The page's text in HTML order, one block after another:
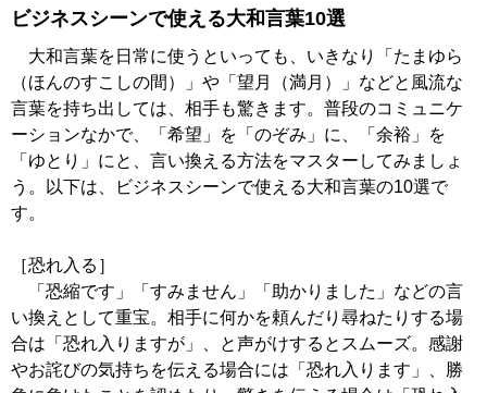
ビジネスシーンで使える大和言葉10選
大和言葉を日常に使うといっても、いきなり「たまゆら
（ほんのすこしの間）」や「望月（満月）」などと風流な
言葉を持ち出しては、相手も驚きます。普段のコミュニケ
ーションなかで、「希望」を「のぞみ」に、「余裕」を
「ゆとり」にと、言い換える方法をマスターしてみましょ
う。以下は、ビジネスシーンで使える大和言葉の10選で
す。
［恐れ入る］
「恐縮です」「すみません」「助かりました」などの言
い換えとして重宝。相手に何かを頼んだり尋ねたりする場
合は「恐れ入りますが」、と声がけするとスムーズ。感謝
やお詫びの気持ちを伝える場合には「恐れ入ります」、勝